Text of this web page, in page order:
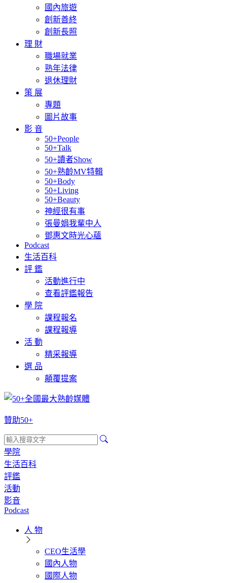
國內旅遊
創新善終
創新長照
理 財
職場就業
熟年法律
退休理財
策 展
專題
圖片故事
影 音
50+People
50+Talk
50+讀者Show
50+熟齡MV特輯
50+Body
50+Living
50+Beauty
神經很有事
張曼娟我輩中人
鄧惠文時光心蘊
Podcast
生活百科
評 鑑
活動進行中
查看評鑑報告
學 院
課程報名
課程報導
活 動
精采報導
選 品
顛覆提案
贊助50+
學院
生活百科
評鑑
活動
影音
Podcast
人 物
CEO生活學
國內人物
國際人物